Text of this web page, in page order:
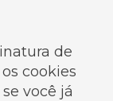
de
cookies
você já